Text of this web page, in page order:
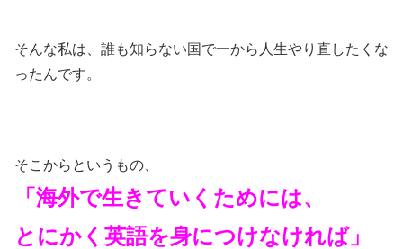
そんな私は、誰も知らない国で一から人生やり直したくな
ったんです。
そこからというもの、
「海外で生きていくためには、
とにかく英語を身につけなければ」